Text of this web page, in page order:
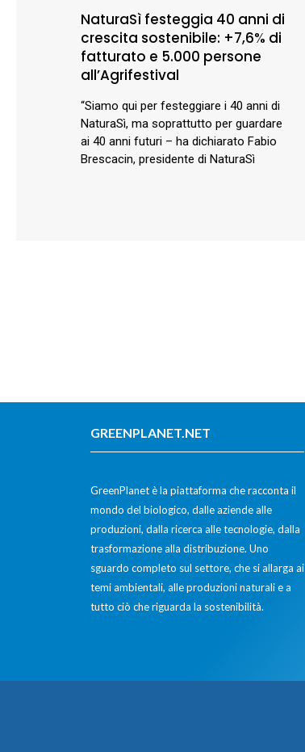
NaturaSì festeggia 40 anni di
crescita sostenibile: +7,6% di
fatturato e 5.000 persone
all’Agrifestival
“Siamo qui per festeggiare i 40 anni di
NaturaSì, ma soprattutto per guardare
ai 40 anni futuri – ha dichiarato Fabio
Brescacin, presidente di NaturaSì
GREENPLANET.NET
GreenPlanet è la piattaforma che racconta il
mondo del biologico, dalle aziende alle
produzioni, dalla ricerca alle tecnologie, dalla
trasformazione alla distribuzione. Uno
sguardo completo sul settore, che si allarga ai
temi ambientali, alle produzioni naturali e a
tutto ciò che riguarda la sostenibilità.